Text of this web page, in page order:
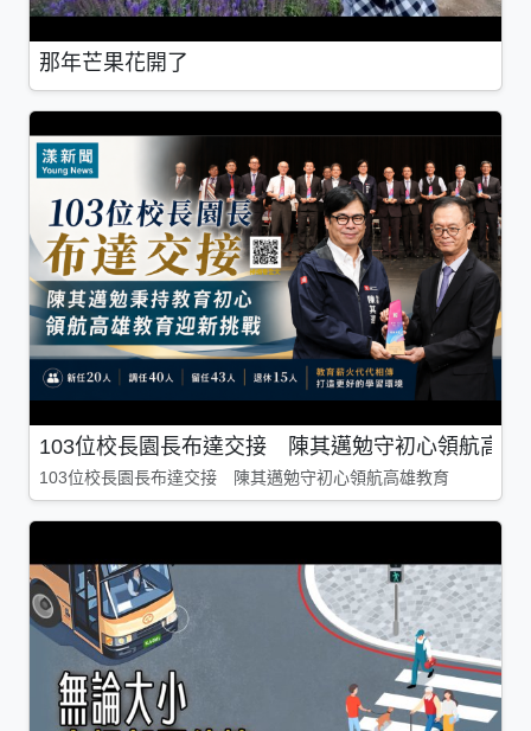
那年芒果花開了
103位校長園長布達交接 陳其邁勉守初心領航高雄
103位校長園長布達交接 陳其邁勉守初心領航高雄教育